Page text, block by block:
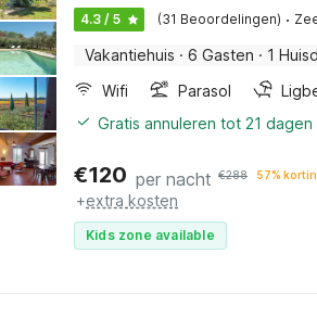
4.3 / 5 (31 Beoordelingen) ·
Vakantiehuis · 6 Gasten · 1
Wifi
Parasol
Gratis annuleren tot 21
€120 per nacht €288 57%
+extra kosten
Kids zone available